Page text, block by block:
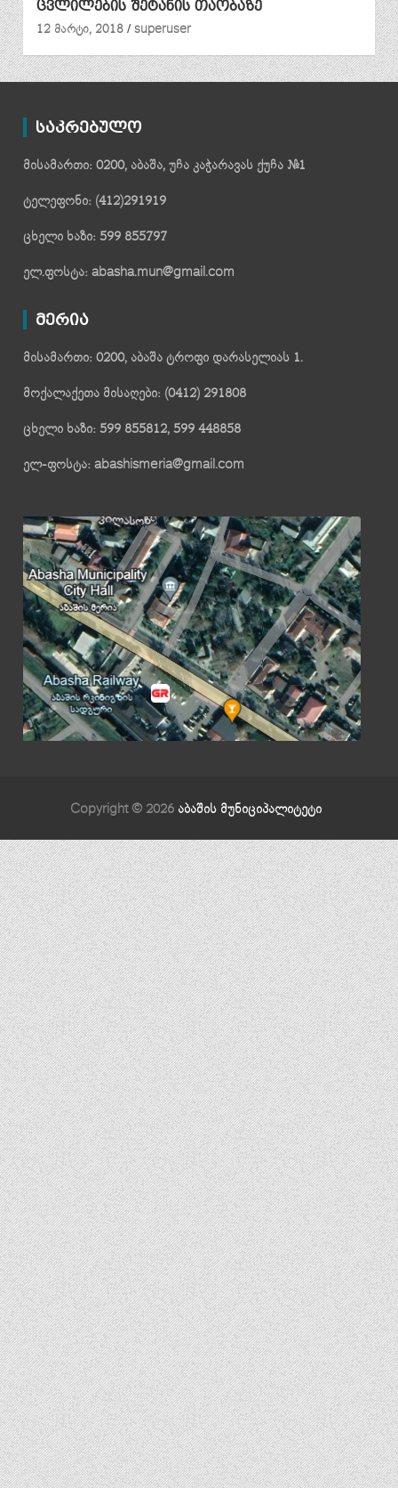
ცვლილების შეტანის თაობაზე
12 მარტი, 2018
superuser
საკრებულო
მისამართი: 0200, აბაშა, უჩა კაჭარავას ქუჩა №1
ტელეფონი: (412)291919
ცხელი ხაზი: 599 855797
ელ.ფოსტა: abasha.mun@gmail.com
მერია
მისამართი: 0200, აბაშა ტროფი დარასელიას 1.
მოქალაქეთა მისაღები: (0412) 291808
ცხელი ხაზი: 599 855812, 599 448858
ელ-ფოსტა: abashismeria@gmail.com
Copyright © 2026 აბაშის მუნიციპალიტეტი